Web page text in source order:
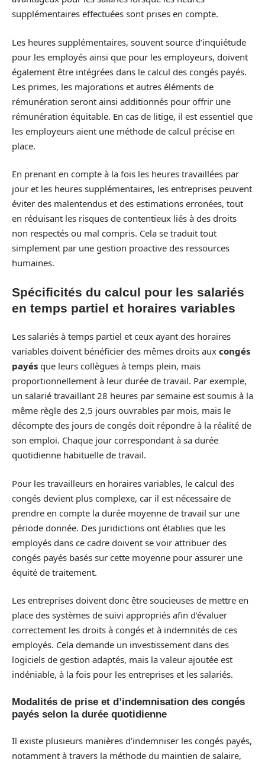
supplémentaires effectuées sont prises en compte.
Les heures supplémentaires, souvent source d’inquiétude
pour les employés ainsi que pour les employeurs, doivent
également être intégrées dans le calcul des congés payés.
Les primes, les majorations et autres éléments de
rémunération seront ainsi additionnés pour offrir une
rémunération équitable. En cas de litige, il est essentiel que
les employeurs aient une méthode de calcul précise en
place.
En prenant en compte à la fois les heures travaillées par
jour et les heures supplémentaires, les entreprises peuvent
éviter des malentendus et des estimations erronées, tout
en réduisant les risques de contentieux liés à des droits
non respectés ou mal compris. Cela se traduit tout
simplement par une gestion proactive des ressources
humaines.
Spécificités du calcul pour les salariés
en temps partiel et horaires variables
Les salariés à temps partiel et ceux ayant des horaires
variables doivent bénéficier des mêmes droits aux congés
payés que leurs collègues à temps plein, mais
proportionnellement à leur durée de travail. Par exemple,
un salarié travaillant 28 heures par semaine est soumis à la
même règle des 2,5 jours ouvrables par mois, mais le
décompte des jours de congés doit répondre à la réalité de
son emploi. Chaque jour correspondant à sa durée
quotidienne habituelle de travail.
Pour les travailleurs en horaires variables, le calcul des
congés devient plus complexe, car il est nécessaire de
prendre en compte la durée moyenne de travail sur une
période donnée. Des juridictions ont établies que les
employés dans ce cadre doivent se voir attribuer des
congés payés basés sur cette moyenne pour assurer une
équité de traitement.
Les entreprises doivent donc être soucieuses de mettre en
place des systèmes de suivi appropriés afin d’évaluer
correctement les droits à congés et à indemnités de ces
employés. Cela demande un investissement dans des
logiciels de gestion adaptés, mais la valeur ajoutée est
indéniable, à la fois pour les entreprises et les salariés.
Modalités de prise et d’indemnisation des congés
payés selon la durée quotidienne
Il existe plusieurs manières d’indemniser les congés payés,
notamment à travers la méthode du maintien de salaire,